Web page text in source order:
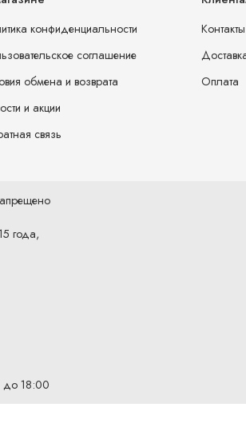
конфиденциальности
соглашение
обмена и возврата
и акции
связь
Контакты
Оплата
года,
до 18:00